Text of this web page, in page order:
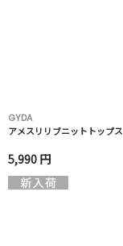
GYDA
アメスリリブニットトップス
5,990 円